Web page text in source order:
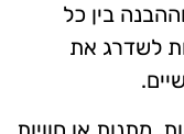
בין כל
לשדרג את